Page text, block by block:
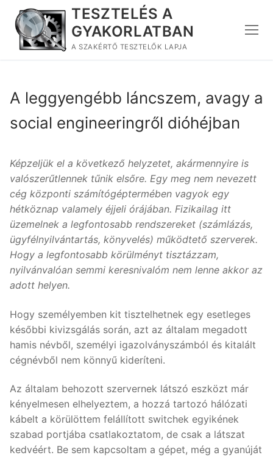
Ugrás
tartalomra
TESZTELÉS A
GYAKORLATBAN
A SZAKÉRTŐ TESZTELŐK LAPJA
A leggyengébb láncszem, avagy a
social engineeringről dióhéjban
Képzeljük el a következő helyzetet, akármennyire is
valószerűtlennek tűnik elsőre. Egy meg nem nevezett
cég központi számítógéptermében vagyok egy
hétköznap valamely éjjeli órájában. Fizikailag itt
üzemelnek a legfontosabb rendszereket (számlázás,
ügyfélnyilvántartás, könyvelés) működtető szerverek.
Hogy a legfontosabb körülményt tisztázzam,
nyilvánvalóan semmi keresnivalóm nem lenne akkor az
adott helyen.
Hogy személyemben kit tisztelhetnek egy esetleges
későbbi kivizsgálás során, azt az általam megadott
hamis névből, személyi igazolványszámból és kitalált
cégnévből nem könnyű kideríteni.
Az általam behozott szervernek látszó eszközt már
kényelmesen elhelyeztem, a hozzá tartozó hálózati
kábelt a körülöttem felállított switchek egyikének
szabad portjába csatlakoztatom, de csak a látszat
kedvéért. Be sem kapcsoltam a gépet, még a gyanúját